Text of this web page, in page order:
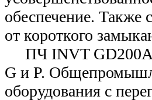
обеспечение.
от короткого
ПЧ INVT GD200А
G и P.
оборудования с